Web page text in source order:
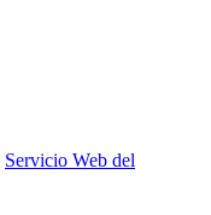
Servicio Web del